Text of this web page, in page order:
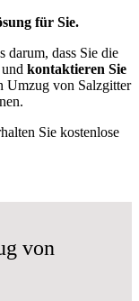
für Sie.
darum, dass Sie die
kontaktieren Sie
Umzug von Salzgitter
Sie kostenlose
von